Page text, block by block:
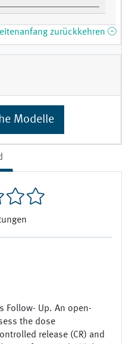
Follow- Up. An open-
the dose
release (CR) and
zurückkehren
Modelle